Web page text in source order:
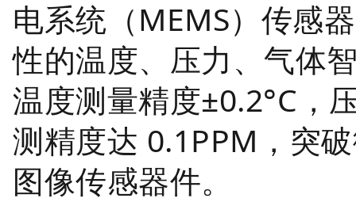
电系统（MEMS）传感
性的温度、压力、气体
温度测量精度±0.2°C，
测精度达 0.1PPM，突
图像传感器件。